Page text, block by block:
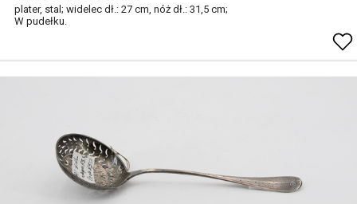
plater, stal; widelec dł.: 27 cm, nóż dł.: 31,5 cm;
W pudełku.